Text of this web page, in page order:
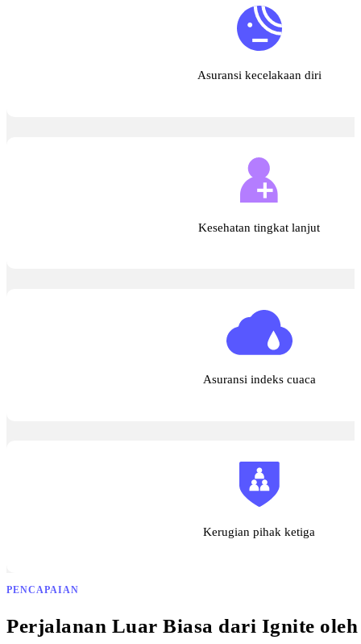
Asuransi kecelakaan diri
Kesehatan tingkat lanjut
Asuransi indeks cuaca
Kerugian pihak ketiga
Perjalanan Luar Biasa dari Ignite
PENCAPAIAN